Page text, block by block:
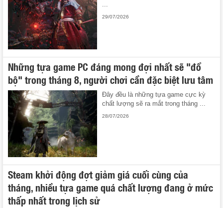
...
29/07/2026
Những tựa game PC đáng mong đợi nhất sẽ "đổ
bộ" trong tháng 8, người chơi cần đặc biệt lưu tâm
Đây đều là những tựa game cực kỳ
chất lượng sẽ ra mắt trong tháng ...
28/07/2026
Steam khởi động đợt giảm giá cuối cùng của
tháng, nhiều tựa game quá chất lượng đang ở mức
thấp nhất trong lịch sử